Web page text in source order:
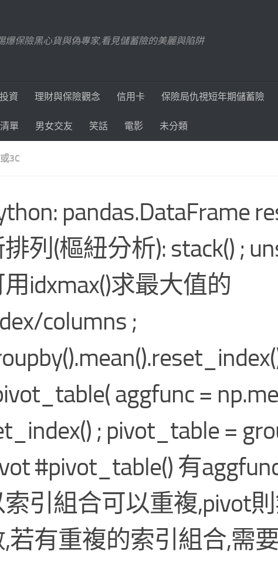
爆保險黑心貨與偽專家,看見儲蓄險的美麗與陷阱
投資 理財與保險觀念 信用卡 保險局仇視短年期儲蓄險
清單 男女交友 笑話 電影 未分類
3C
pandas.DataFrame
列(樞紐分析): stack() ;
idxmax()求最大值的
columns ;
aggfunc =
; pivot_table =
#pivot_table() 有
引組合可以重複,pivot
若有重複的索引組合,需